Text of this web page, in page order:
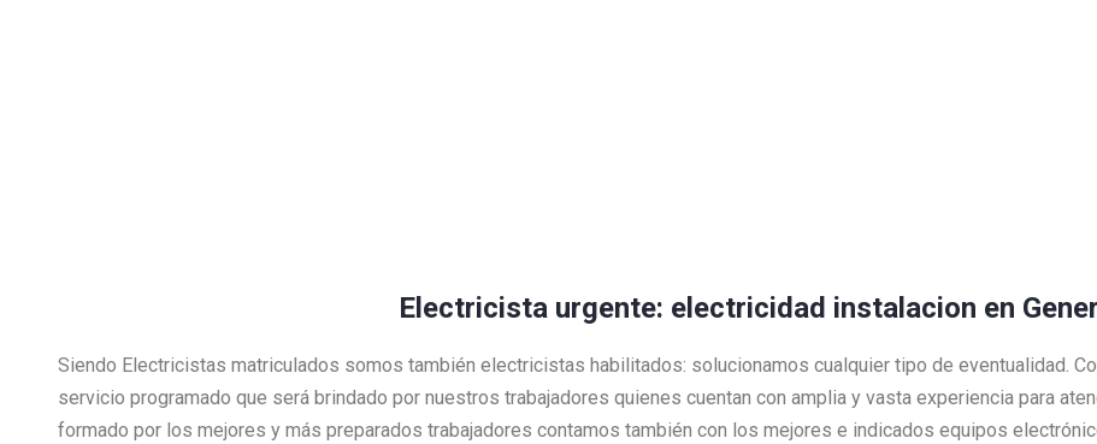
Electricista urgente: electricidad instalacion en
Siendo Electricistas matriculados somos también electricistas habilitados: solucionamos cualquier tipo de eventualidad.
servicio programado que será brindado por nuestros trabajadores quienes cuentan con amplia y vasta experiencia para
formado por los mejores y más preparados trabajadores contamos también con los mejores e indicados equipos